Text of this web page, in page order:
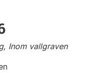
Inom vallgraven